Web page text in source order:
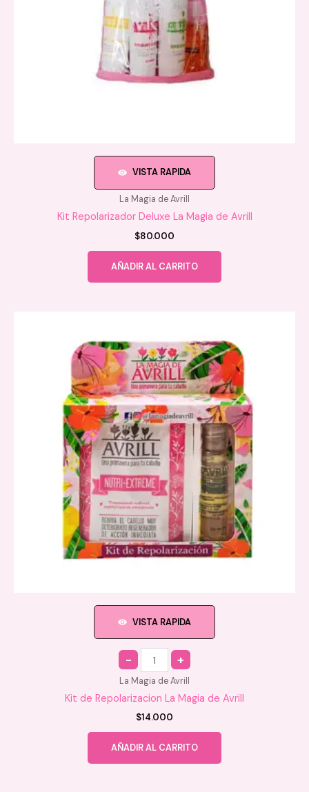
VISTA RAPIDA
La Magia de Avrill
Kit Repolarizador Deluxe La Magia de Avrill
$80.000
AÑADIR AL CARRITO
VISTA RAPIDA
Quantity
La Magia de Avrill
Kit de Repolarizacion La Magia de Avrill
$14.000
AÑADIR AL CARRITO